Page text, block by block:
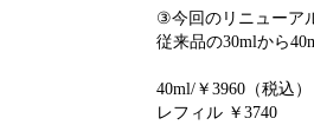
③今回のリニューア
従来品の30mlから
40ml/￥3960（税込）
レフィル ￥3740